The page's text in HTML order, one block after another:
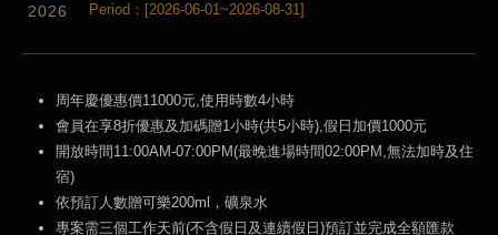
2026 Period：[2026-06-01~2026-08-31]
周年慶優惠價11000元,使用時數4小時
會員在享8折優惠及加碼贈1小時(共5小時),假日加價1000元
開放時間11:00AM-07:00PM(最晚進場時間02:00PM,無法加時及住
宿)
依預訂人數贈可樂200ml，礦泉水
專案需三個工作天前(不含假日及連續假日)預訂並完成全額匯款